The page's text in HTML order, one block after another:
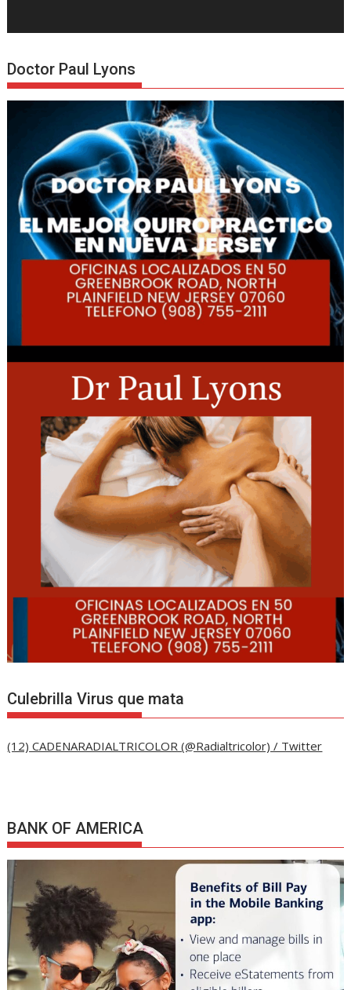
Doctor Paul Lyons
Culebrilla Virus que mata
(12) CADENARADIALTRICOLOR (@Radialtricolor) / Twitter
BANK OF AMERICA